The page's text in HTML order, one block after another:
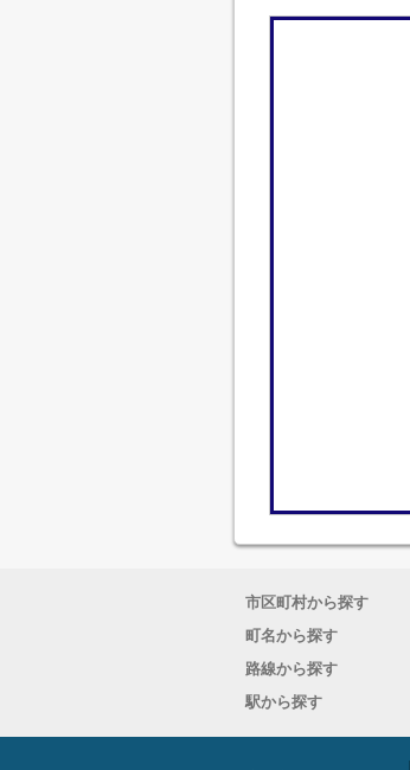
市区町村から探す
町名から探す
路線から探す
駅から探す